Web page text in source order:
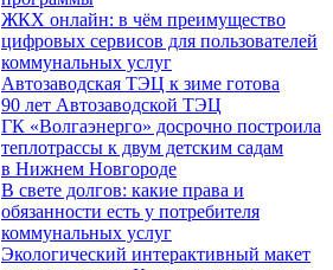
ЖКХ онлайн: в чём преимущество
цифровых сервисов для пользователей
коммунальных услуг
Автозаводская ТЭЦ к зиме готова
90 лет Автозаводской ТЭЦ
ГК «Волгаэнерго» досрочно построила
теплотрассы к двум детским садам
в Нижнем Новгороде
В свете долгов: какие права и
обязанности есть у потребителя
коммунальных услуг
Экологический интерактивный макет